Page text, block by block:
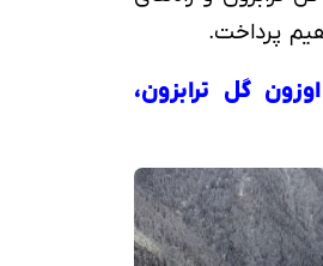
پرداخت.
گل ترابزون،